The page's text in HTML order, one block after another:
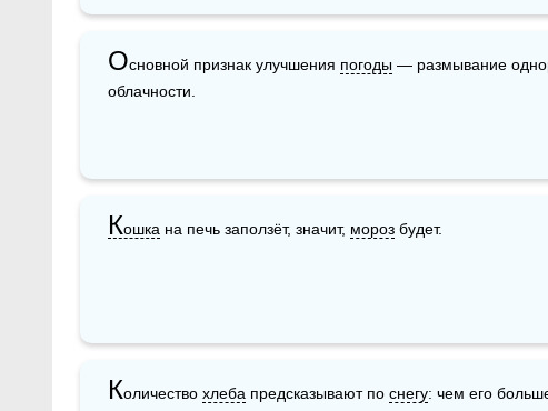
Основной признак улучшения погоды — размывание
облачности.
Кошка на печь заползёт, значит, мороз будет.
Количество хлеба предсказывают по снегу: чем его